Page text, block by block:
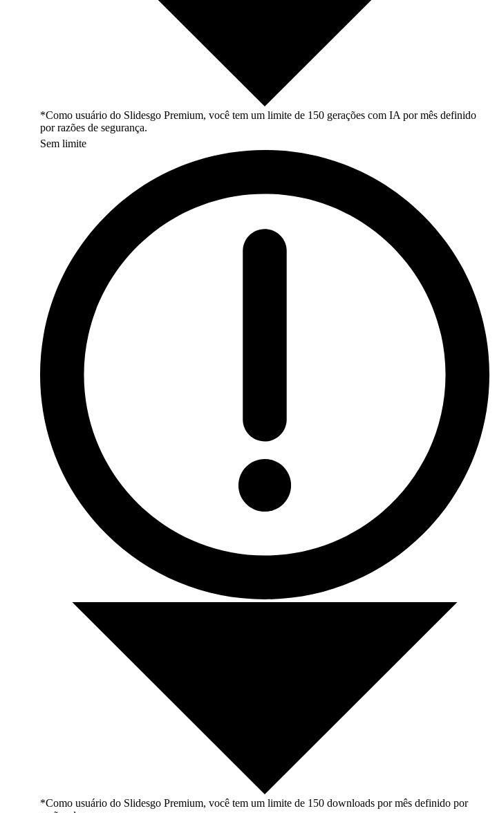
*Como usuário do Slidesgo Premium, você tem um limite de 150 gerações com IA por mês definido
por razões de segurança.
Sem limite
*Como usuário do Slidesgo Premium, você tem um limite de 150 downloads por mês definido por